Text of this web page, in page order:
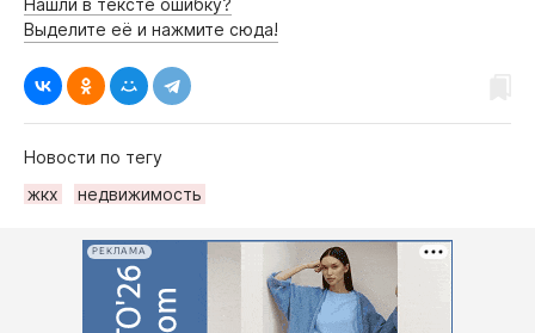
Выделите её и нажмите сюда!
Новости по тегу
жкх
недвижимость
РЕКЛАМА